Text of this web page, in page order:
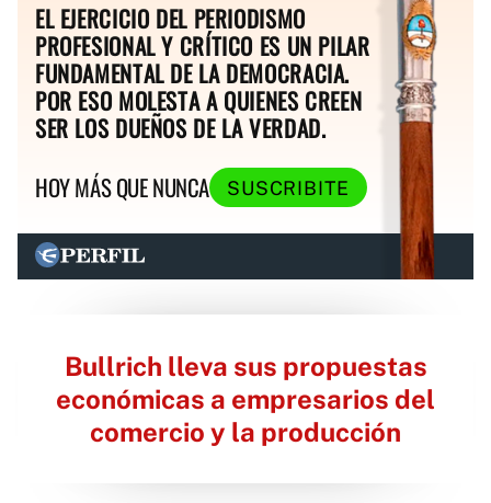
EL EJERCICIO DEL PERIODISMO
PROFESIONAL Y CRÍTICO ES UN PILAR
FUNDAMENTAL DE LA DEMOCRACIA.
POR ESO MOLESTA A QUIENES CREEN
SER LOS DUEÑOS DE LA VERDAD.
HOY MÁS QUE NUNCA
SUSCRIBITE
Bullrich lleva sus propuestas
económicas a empresarios del
comercio y la producción